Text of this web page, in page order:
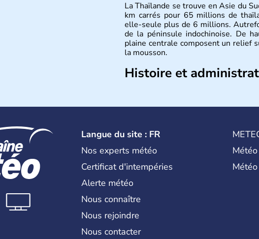
La Thaïlande se trouve en Asie du
km carrés pour 65 millions de
elle-seule plus de 6 millions.
de la péninsule indochinoise. De
plaine centrale composent un relief
la mousson.
Histoire et
absolue en 1932. Il s'agit encore
politique instable.
Langue du site : FR
Nos experts météo
Certificat d'intempéries
Alerte météo
Nous connaître
Nous rejoindre
Nous contacter